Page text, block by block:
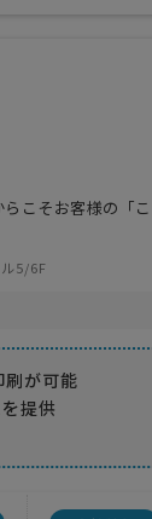
こそお客様の「
5/6F
が可能
提供